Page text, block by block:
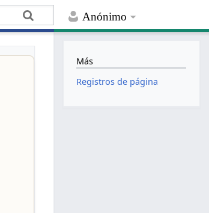
Anónimo
Más
Registros de página